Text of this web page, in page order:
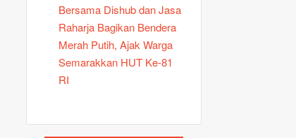
Bersama Dishub dan Jasa
Raharja Bagikan Bendera
Merah Putih, Ajak Warga
Semarakkan HUT Ke-81
RI